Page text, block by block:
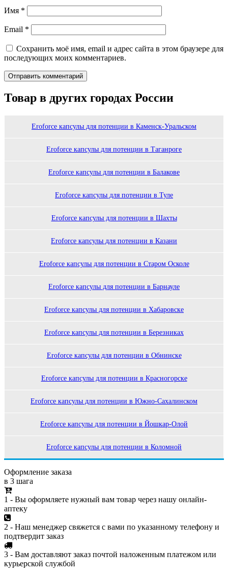
Имя *
Email *
Сохранить моё имя, email и адрес сайта в этом браузере для
последующих моих комментариев.
Товар в других городах России
Eroforce капсулы для потенции в Каменск-Уральском
Eroforce капсулы для потенции в Таганроге
Eroforce капсулы для потенции в Балакове
Eroforce капсулы для потенции в Туле
Eroforce капсулы для потенции в Шахты
Eroforce капсулы для потенции в Казани
Eroforce капсулы для потенции в Старом Осколе
Eroforce капсулы для потенции в Барнауле
Eroforce капсулы для потенции в Хабаровске
Eroforce капсулы для потенции в Березниках
Eroforce капсулы для потенции в Обнинске
Eroforce капсулы для потенции в Красногорске
Eroforce капсулы для потенции в Южно-Сахалинском
Eroforce капсулы для потенции в Йошкар-Олой
Eroforce капсулы для потенции в Коломной
Оформление заказа
в 3 шага
1 - Вы оформляете нужный вам товар через нашу онлайн-
аптеку
2 - Наш менеджер свяжется с вами по указанному телефону и
подтвердит заказ
3 - Вам доставляют заказ почтой наложенным платежом или
курьерской службой